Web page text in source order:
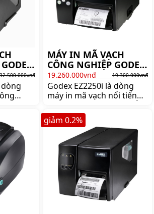
32.500.000vnđ
dòng
công
MÁY IN MÃ VẠCH
CÔNG NGHIỆP GODEX
EZ2250i
19.260.000vnđ 19.300.000vnđ
Godex EZ2250i là dòng
máy in mã vạch nổi tiếng
bật với thiết kế thân thiện,
dễ sử dụng và giá cả hợp
lý. Bảo hành 12 tháng.
giảm 0.2%